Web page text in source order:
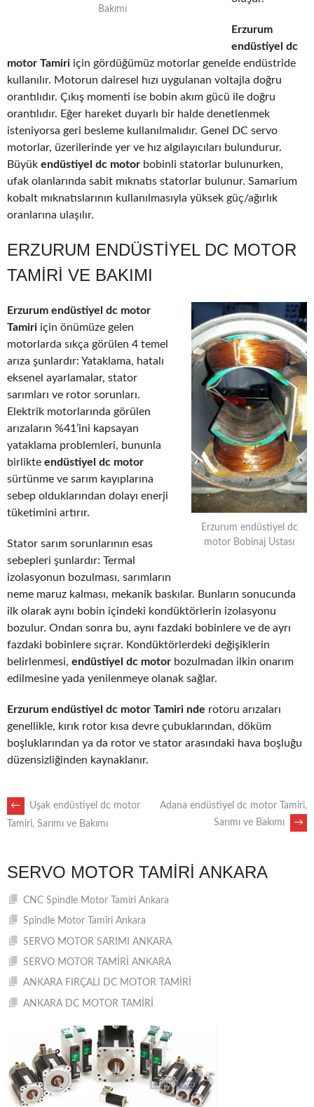
Bakımı
Erzurum
endüstiyel dc
motor Tamiri için gördüğümüz motorlar genelde endüstride
kullanılır. Motorun dairesel hızı uygulanan voltajla doğru
orantılıdır. Çıkış momenti ise bobin akım gücü ile doğru
orantılıdır. Eğer hareket duyarlı bir halde denetlenmek
isteniyorsa geri besleme kullanılmalıdır. Genel DC servo
motorlar, üzerilerinde yer ve hız algılayıcıları bulundurur.
Büyük endüstiyel dc motor bobinli statorlar bulunurken,
ufak olanlarında sabit mıknatıs statorlar bulunur. Samarium
kobalt mıknatıslarının kullanılmasıyla yüksek güç/ağırlık
oranlarına ulaşılır.
ERZURUM ENDÜSTIYEL DC MOTOR
TAMIRI VE BAKIMI
Erzurum endüstiyel dc
motor Bobinaj Ustası
Erzurum endüstiyel dc motor
Tamiri için önümüze gelen
motorlarda sıkça görülen 4 temel
arıza şunlardır: Yataklama, hatalı
eksenel ayarlamalar, stator
sarımları ve rotor sorunları.
Elektrik motorlarında görülen
arızaların %41’ini kapsayan
yataklama problemleri, bununla
birlikte endüstiyel dc motor
sürtünme ve sarım kayıplarına
sebep olduklarından dolayı enerji
tüketimini artırır.
Stator sarım sorunlarının esas
sebepleri şunlardır: Termal
izolasyonun bozulması, sarımların
neme maruz kalması, mekanik baskılar. Bunların sonucunda
ilk olarak aynı bobin içindeki kondüktörlerin izolasyonu
bozulur. Ondan sonra bu, aynı fazdaki bobinlere ve de ayrı
fazdaki bobinlere sıçrar. Kondüktörlerdeki değişiklerin
belirlenmesi, endüstiyel dc motor bozulmadan ilkin onarım
edilmesine yada yenilenmeye olanak sağlar.
Erzurum endüstiyel dc motor Tamiri nde rotoru arızaları
genellikle, kırık rotor kısa devre çubuklarından, döküm
boşluklarından ya da rotor ve stator arasındaki hava boşluğu
düzensizliğinden kaynaklanır.
POST
←
Uşak endüstiyel dc motor
Tamiri, Sarımı ve Bakımı
Adana endüstiyel dc motor Tamiri,
Sarımı ve Bakımı
→
SERVO MOTOR TAMIRI ANKARA
CNC Spindle Motor Tamiri Ankara
Spindle Motor Tamiri Ankara
SERVO MOTOR SARIMI ANKARA
SERVO MOTOR TAMİRİ ANKARA
ANKARA FIRÇALI DC MOTOR TAMİRİ
ANKARA DC MOTOR TAMİRİ